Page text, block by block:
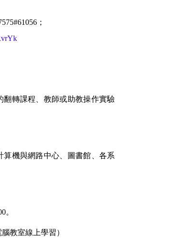
；
轉課程、教師或助教操作實驗
機與網路中心、圖書館、各系
。
教室線上學習）